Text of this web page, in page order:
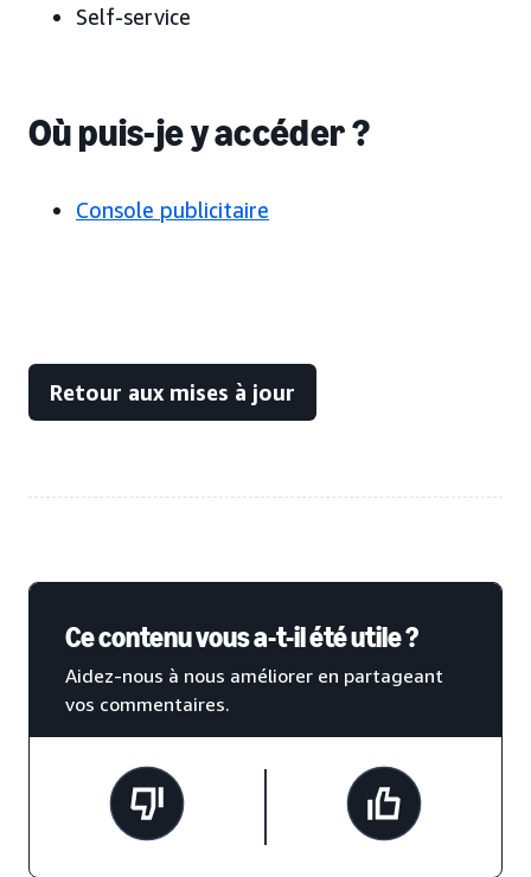
Self-service
Où puis-je y accéder ?
Console publicitaire
Retour aux mises à jour
Ce contenu vous a-t-il été utile ?
Aidez-nous à nous améliorer en partageant
vos commentaires.